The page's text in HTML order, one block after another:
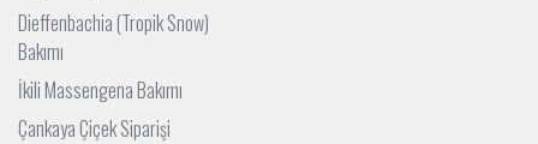
Dieffenbachia (Tropik Snow)
Bakımı
İkili Massengena Bakımı
Çankaya Çiçek Siparişi